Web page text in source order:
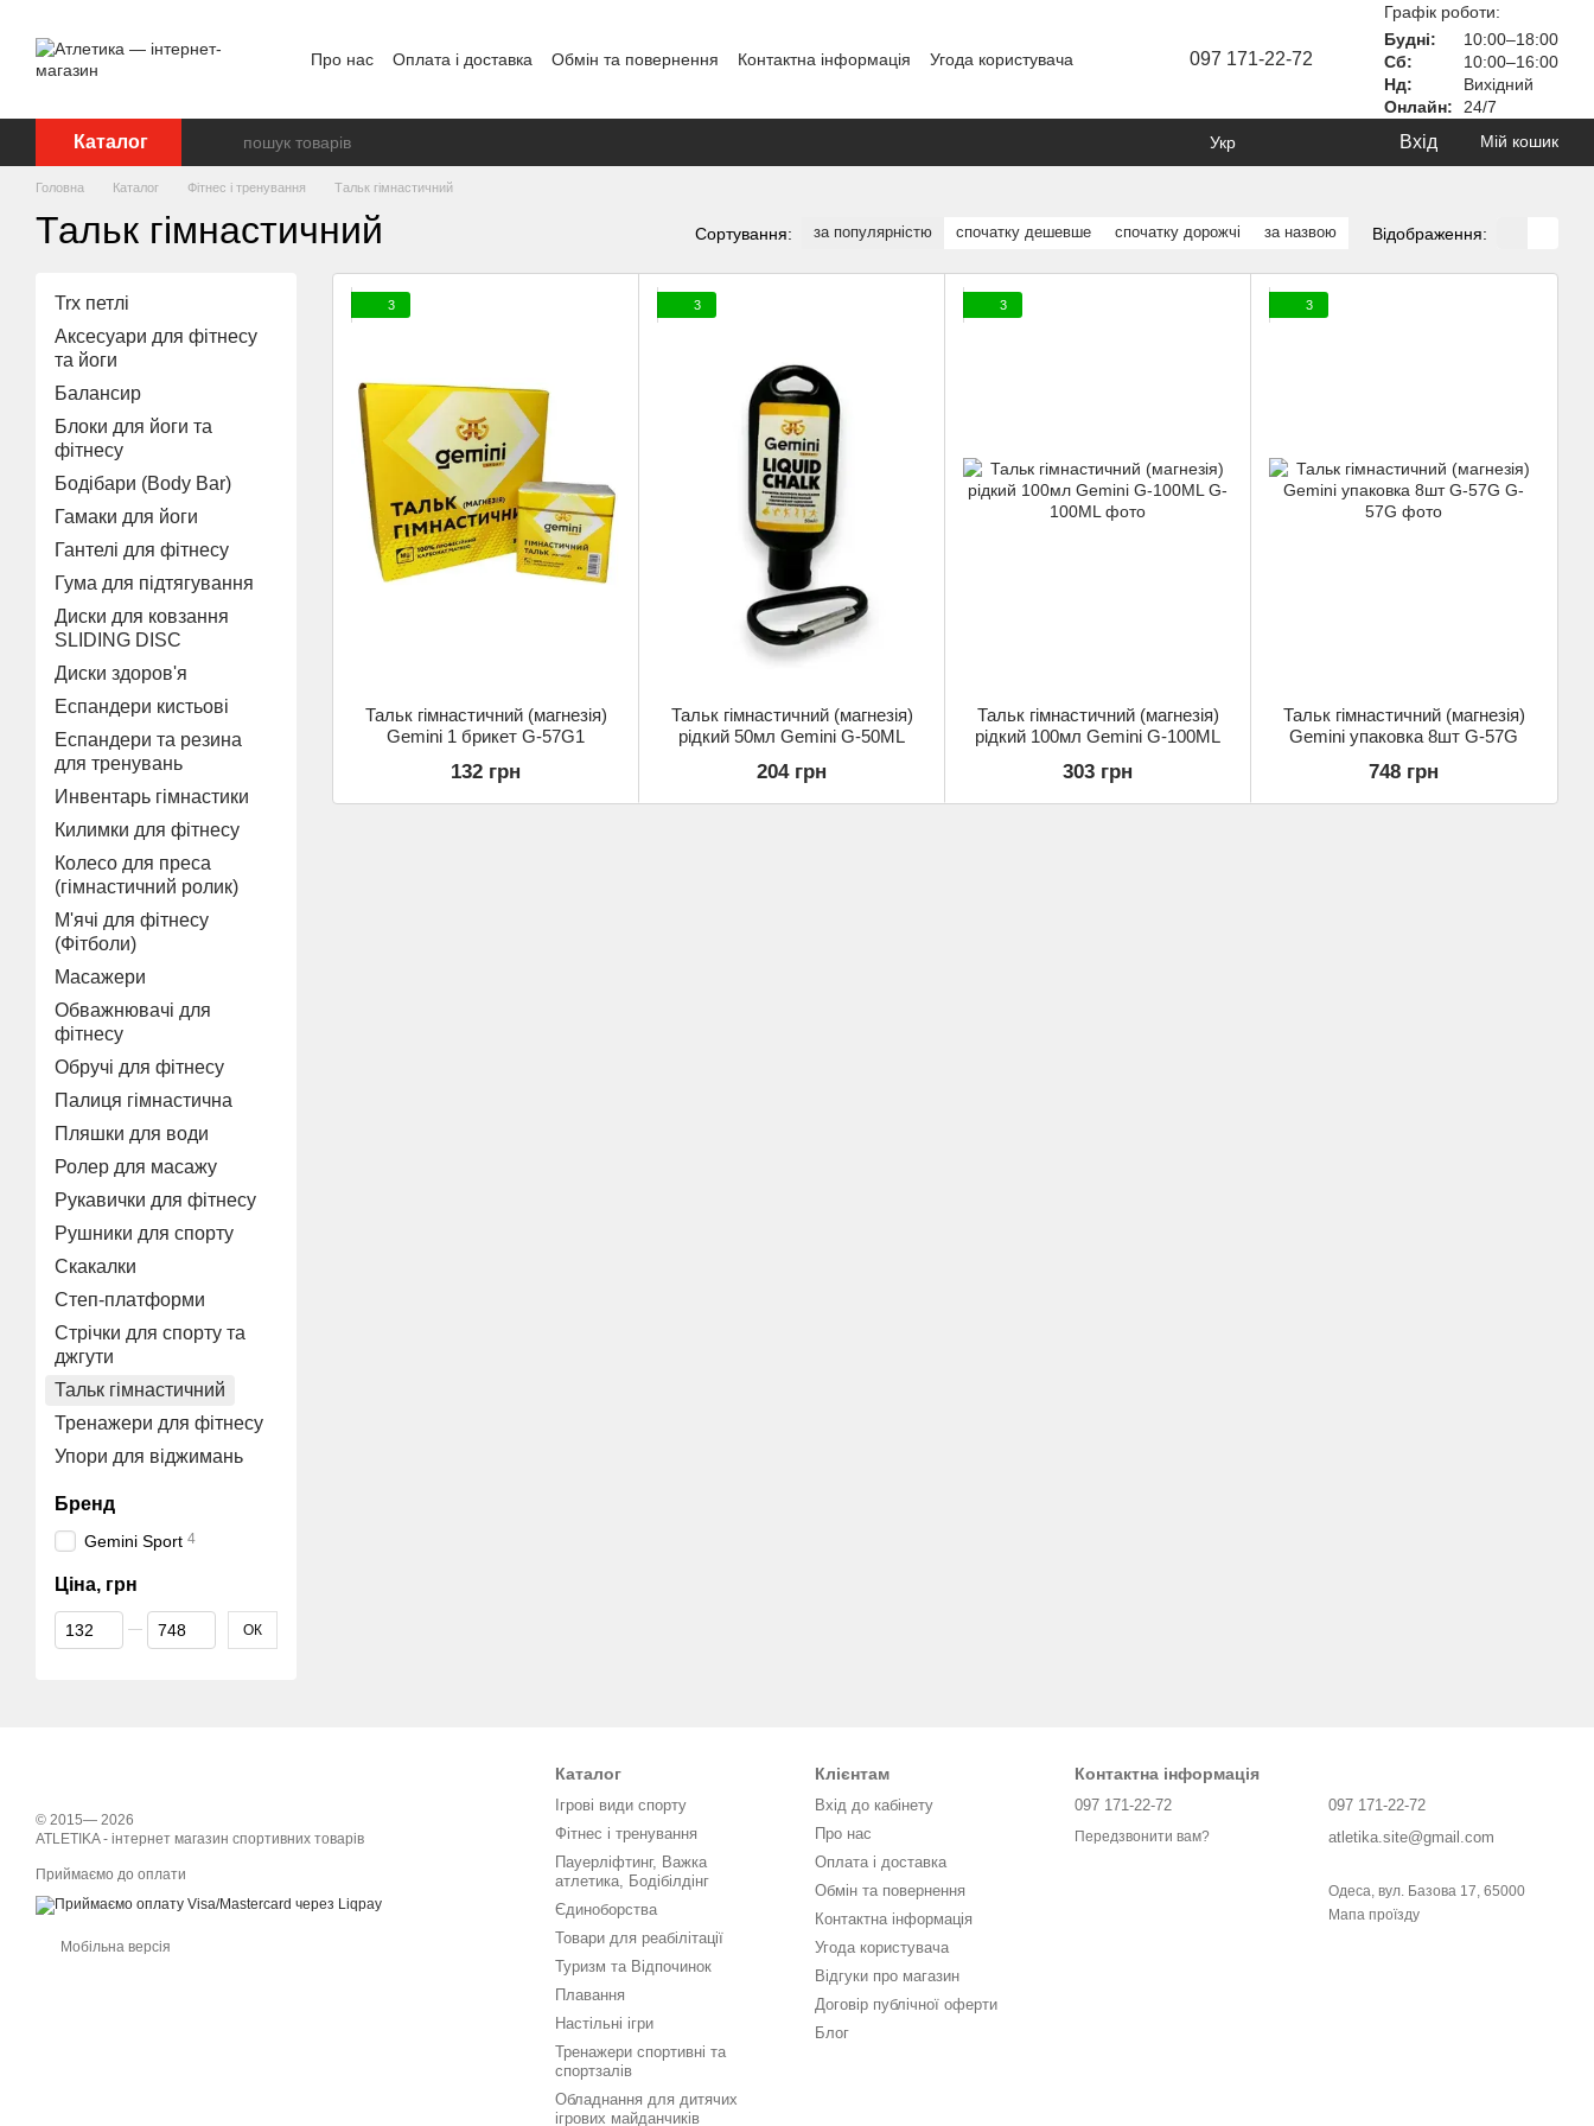
Про нас Оплата і доставка Обмін та повернення Контактна інформація
Угода користувача
097 171-22-72
Графік роботи:
Будні:
10:00–18:00
Сб:
10:00–16:00
Нд:
Вихідний
Онлайн:
24/7
Каталог Укр Вхід Мій кошик
Головна Каталог Фітнес і тренування Тальк гімнастичний
Тальк гімнастичний Сортування: за популярністю спочатку дешевше спочатку дорожчі за назвою Відображення:
3
Тальк гімнастичний (магнезія)
Gemini 1 брикет G-57G1
132 грн
3
Тальк гімнастичний (магнезія)
рідкий 50мл Gemini G-50ML
204 грн
3
Тальк гімнастичний (магнезія)
рідкий 100мл Gemini G-100ML
303 грн
3
Тальк гімнастичний (магнезія)
Gemini упаковка 8шт G-57G
748 грн
Trx петлі
Аксесуари для фітнесу
та йоги
Балансир
Блоки для йоги та
фітнесу
Бодібари (Body Bar)
Гамаки для йоги
Гантелі для фітнесу
Гума для підтягування
Диски для ковзання
SLIDING DISC
Диски здоров'я
Еспандери кистьові
Еспандери та резина
для тренувань
Инвентарь гімнастики
Килимки для фітнесу
Колесо для преса
(гімнастичний ролик)
М'ячі для фітнесу
(Фітболи)
Масажери
Обважнювачі для
фітнесу
Обручі для фітнесу
Палиця гімнастична
Пляшки для води
Ролер для масажу
Рукавички для фітнесу
Рушники для спорту
Скакалки
Степ-платформи
Стрічки для спорту та
джгути
Тальк гімнастичний
Тренажери для фітнесу
Упори для віджимань
Бренд
Gemini Sport 4
Ціна, грн
Від Ціна, грн
До Ціна, грн ОК
© 2015— 2026
ATLETIKA - інтернет магазин спортивних товарів
Приймаємо до оплати
Мобільна версія
Каталог
Ігрові види спорту
Фітнес і тренування
Пауерліфтинг, Важка
атлетика, Бодібілдінг
Єдиноборства
Товари для реабілітації
Туризм та Відпочинок
Плавання
Настільні ігри
Тренажери спортивні та
спортзалів
Обладнання для дитячих
ігрових майданчиків
Клієнтам
Вхід до кабінету
Про нас
Оплата і доставка
Обмін та повернення
Контактна інформація
Угода користувача
Відгуки про магазин
Договір публічної оферти
Блог
Контактна інформація
097 171-22-72
Передзвонити вам?
097 171-22-72
atletika.site@gmail.com
Одеса, вул. Базова 17, 65000
Мапа проїзду